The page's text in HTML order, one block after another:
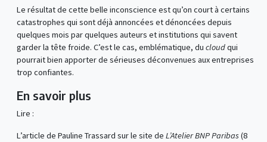
Le résultat de cette belle inconscience est qu’on court à certains
catastrophes qui sont déjà annoncées et dénoncées depuis
quelques mois par quelques auteurs et institutions qui savent
garder la tête froide. C’est le cas, emblématique, du cloudqui
pourrait bien apporter de sérieuses déconvenues aux entreprises
trop confiantes.
En savoir plus
Lire :
L’article de Pauline Trassard sur le site de L’Atelier BNP Paribas (8